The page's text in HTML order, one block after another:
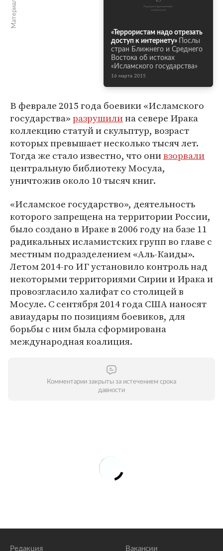
«Террористам надо отрезать
доступ к интернету»
Послы
стран Ближнего и Среднего
Востока об истоках
«Исламского государства»
16 марта 2015
В феврале 2015 года боевики «Исламского
государства»разрушилина севере Ирака
коллекцию статуй и скульптур, возраст
которых превышает несколько тысяч лет.
Тогда же стало известно, что онивзорвали
центральную библиотеку Мосула,
уничтожив около 10 тысяч книг.
«Исламское государство», деятельность
которого запрещена на территории России,
было создано в Ираке в 2006 году на базе 11
радикальных исламистских групп во главе с
местным подразделением «Аль-Каиды».
Летом 2014-го ИГ установило контроль над
некоторыми территориями Сирии и Ирака и
провозгласило халифат со столицей в
Мосуле. С сентября 2014 года США наносят
авиаудары по позициям боевиков, для
борьбы с ним была сформирована
международная коалиция.
Комментарии закрыты за истечением срока
давности
Редакция Вакансии